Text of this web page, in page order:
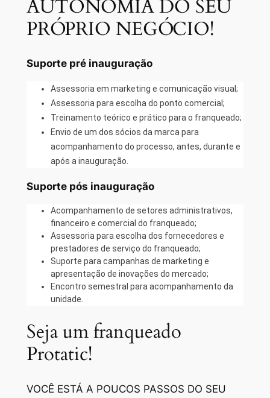
AUTONOMIA DO SEU
PRÓPRIO NEGÓCIO!
Suporte pré inauguração
Assessoria em marketing e comunicação visual;
Assessoria para escolha do ponto comercial;
Treinamento teórico e prático para o franqueado;
Envio de um dos sócios da marca para
acompanhamento do processo, antes, durante e
após a inauguração.
Suporte pós inauguração
Acompanhamento de setores administrativos,
financeiro e comercial do franqueado;
Assessoria para escolha dos fornecedores e
prestadores de serviço do franqueado;
Suporte para campanhas de marketing e
apresentação de inovações do mercado;
Encontro semestral para acompanhamento da
unidade.
Seja um franqueado
Protatic!
VOCÊ ESTÁ A POUCOS PASSOS DO SEU